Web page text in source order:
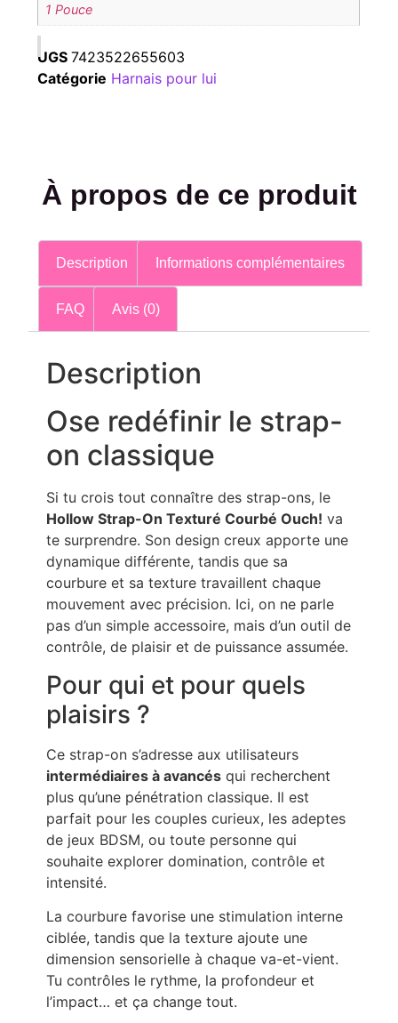
1 Pouce
UGS7423522655603
Catégorie Harnais pour lui
À propos de ce produit
Description Informations complémentaires
FAQ Avis (0)
Description
Ose redéfinir le strap-
on classique
Si tu crois tout connaître des strap-ons, le
Hollow Strap-On Texturé Courbé Ouch! va
te surprendre. Son design creux apporte une
dynamique différente, tandis que sa
courbure et sa texture travaillent chaque
mouvement avec précision. Ici, on ne parle
pas d’un simple accessoire, mais d’un outil de
contrôle, de plaisir et de puissance assumée.
Pour qui et pour quels
plaisirs ?
Ce strap-on s’adresse aux utilisateurs
intermédiaires à avancés qui recherchent
plus qu’une pénétration classique. Il est
parfait pour les couples curieux, les adeptes
de jeux BDSM, ou toute personne qui
souhaite explorer domination, contrôle et
intensité.
La courbure favorise une stimulation interne
ciblée, tandis que la texture ajoute une
dimension sensorielle à chaque va-et-vient.
Tu contrôles le rythme, la profondeur et
l’impact… et ça change tout.